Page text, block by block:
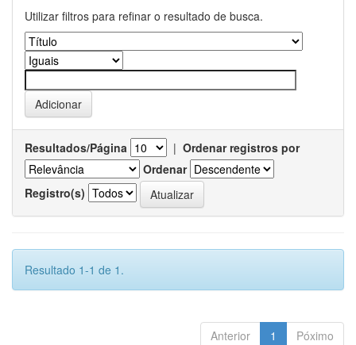
Utilizar filtros para refinar o resultado de busca.
Resultados/Página | Ordenar registros por
Ordenar
Registro(s)
Resultado 1-1 de 1.
Anterior 1 Póximo